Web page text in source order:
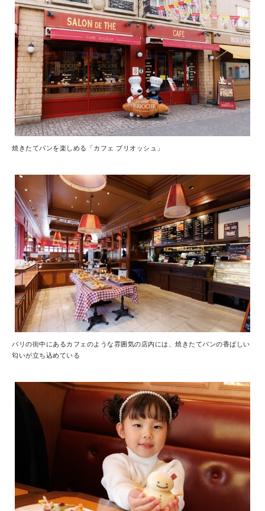
焼きたてパンを楽しめる「カフェ ブリオッシュ」
パリの街中にあるカフェのような雰囲気の店内には、焼きたてパンの香ばしい
匂いが立ち込めている